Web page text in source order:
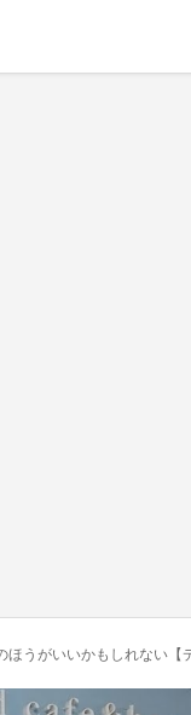
ほうがいいかもしれない【